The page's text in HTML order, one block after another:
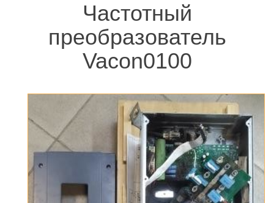
Частотный
преобразователь
Vacon0100